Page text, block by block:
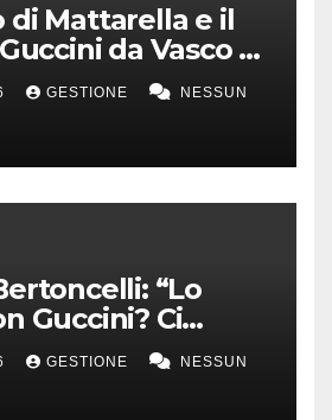
di Mattarella e il
da Vasco a
GESTIONE NESSUN
“Lo
Guccini? Ci
GESTIONE NESSUN